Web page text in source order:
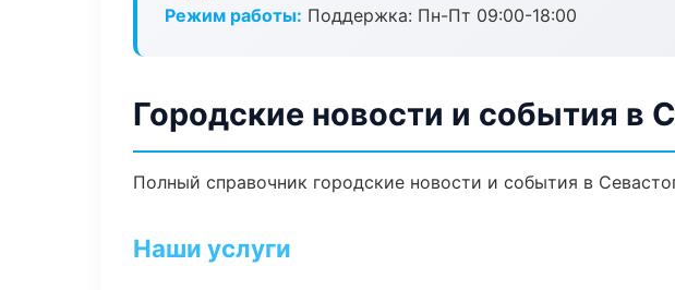
Режим работы: Поддержка: Пн-Пт 09:00-18:00
Городские новости и события в
Полный справочник городские новости и события в
Наши услуги